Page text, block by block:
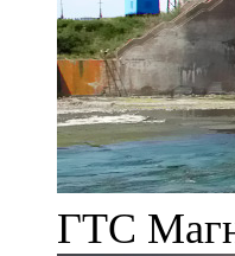
ГТС